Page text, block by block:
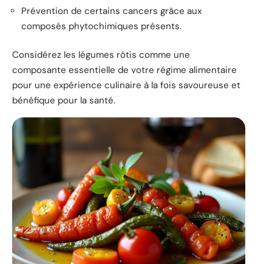
Prévention de certains cancers grâce aux
composés phytochimiques présents.
Considérez les légumes rôtis comme une
composante essentielle de votre régime alimentaire
pour une expérience culinaire à la fois savoureuse et
bénéfique pour la santé.